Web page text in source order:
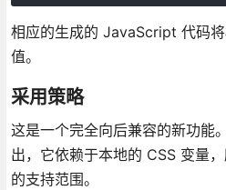
相应的生成的 JavaScript 代码
值。
采用策略
这是一个完全向后兼容的新功能
出，它依赖于本地的 CSS 变量
的支持范围。